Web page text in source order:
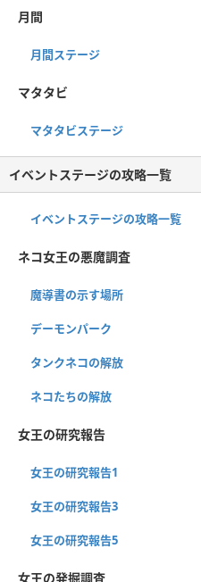
月間
月間ステージ
マタタビ
マタタビステージ
イベントステージの攻略一覧
イベントステージの攻略一覧
ネコ女王の悪魔調査
魔導書の示す場所
デーモンパーク
タンクネコの解放
ネコたちの解放
女王の研究報告
女王の研究報告1
女王の研究報告3
女王の研究報告5
女王の発掘調査